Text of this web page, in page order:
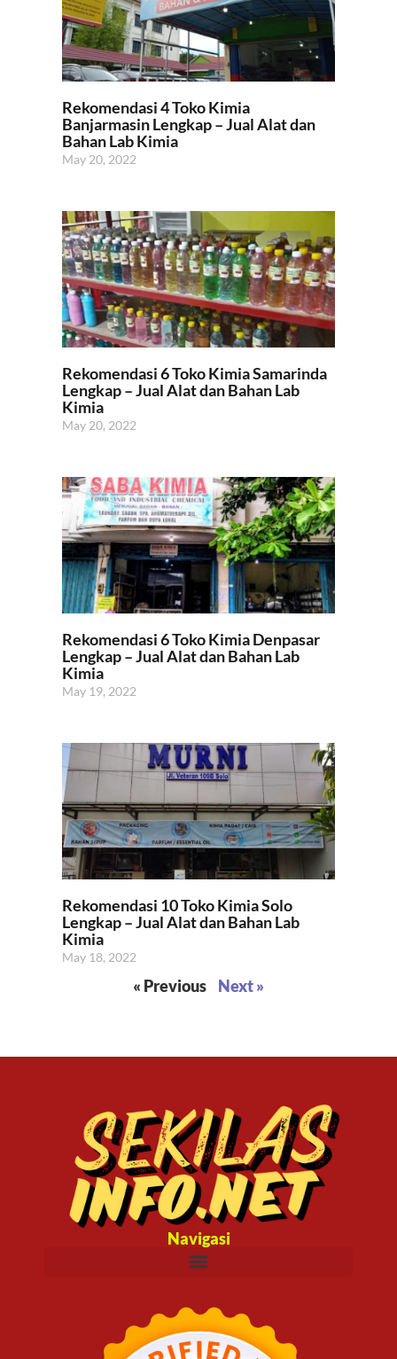
Rekomendasi 4 Toko Kimia
Banjarmasin Lengkap – Jual Alat dan
Bahan Lab Kimia
May 20, 2022
Rekomendasi 6 Toko Kimia Samarinda
Lengkap – Jual Alat dan Bahan Lab
Kimia
May 20, 2022
Rekomendasi 6 Toko Kimia Denpasar
Lengkap – Jual Alat dan Bahan Lab
Kimia
May 19, 2022
Rekomendasi 10 Toko Kimia Solo
Lengkap – Jual Alat dan Bahan Lab
Kimia
May 18, 2022
« Previous Next »
Navigasi